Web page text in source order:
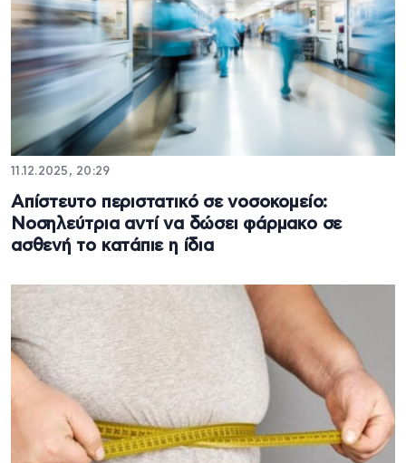
11.12.2025, 20:29
Απίστευτο περιστατικό σε νοσοκομείο:
Nοσηλεύτρια αντί να δώσει φάρμακο σε
ασθενή το κατάπιε η ίδια